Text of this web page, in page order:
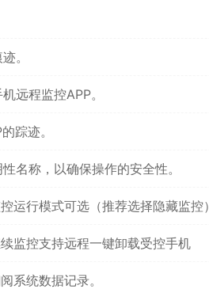
。
远程监控APP。
踪迹。
名称，以确保操作的安全性。
运行模式可选（推荐选择隐藏监控）
监控支持远程一键卸载受控手机
系统数据记录。